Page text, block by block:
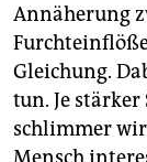
Annäherung
Gleichung.
tun. Je
schlimmer